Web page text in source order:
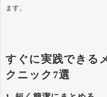
ます。
すぐに実践できる
クニック7選